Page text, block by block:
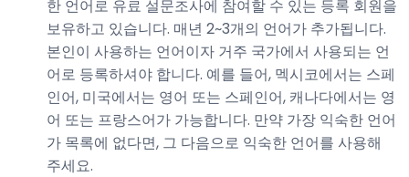
한 언어로 유료 설문조사에 참여할 수 있는 등록 회원을
보유하고 있습니다. 매년 2~3개의 언어가 추가됩니다.
본인이 사용하는 언어이자 거주 국가에서 사용되는 언
어로 등록하셔야 합니다. 예를 들어, 멕시코에서는 스페
인어, 미국에서는 영어 또는 스페인어, 캐나다에서는 영
어 또는 프랑스어가 가능합니다. 만약 가장 익숙한 언어
가 목록에 없다면, 그 다음으로 익숙한 언어를 사용해
주세요.